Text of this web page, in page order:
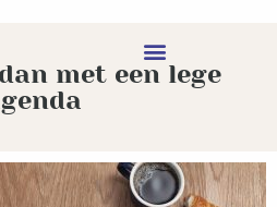
met een lege